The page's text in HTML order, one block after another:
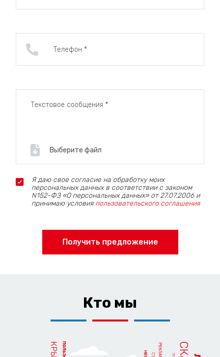
Выберите файл
Я даю свое согласие на обработку моих
персональных данных в соответствии с законом
N152-ФЗ «О персональных данных» от 27.07.2006 и
принимаю условия пользовательского соглашения
Получить предложение
Кто мы